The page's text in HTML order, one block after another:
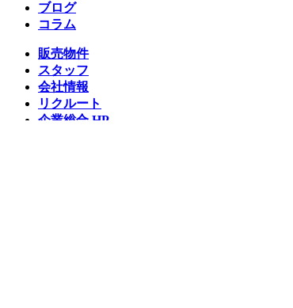
ブログ
コラム
販売物件
スタッフ
会社情報
リクルート
企業総合 HP